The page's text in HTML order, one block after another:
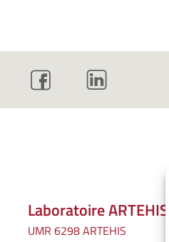
Laboratoire ARTEHIS
UMR 6298 ARTEHIS